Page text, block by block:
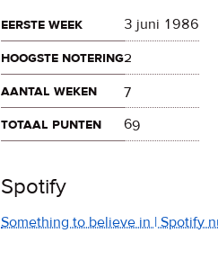
eerste week
3 juni 1986
hoogste notering2
aantal weken
7
totaal punten
69
Spotify
Something to believe in | Spotify